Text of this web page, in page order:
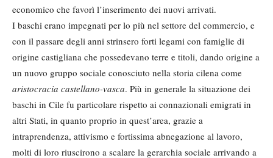
economico che favorì l’inserimento dei nuovi arrivati.
I baschi erano impegnati per lo più nel settore del commercio, e
con il passare degli anni strinsero forti legami con famiglie di
origine castigliana che possedevano terre e titoli, dando origine a
un nuovo gruppo sociale conosciuto nella storia cilena come
aristocracia castellano-vasca. Più in generale la situazione dei
baschi in Cile fu particolare rispetto ai connazionali emigrati in
altri Stati, in quanto proprio in quest’area, grazie a
intraprendenza, attivismo e fortissima abnegazione al lavoro,
molti di loro riuscirono a scalare la gerarchia sociale arrivando a